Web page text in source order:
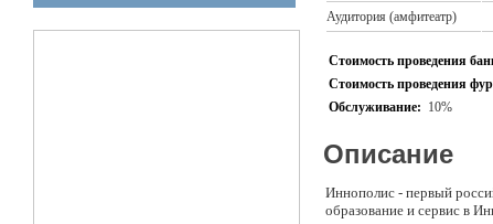
Аудитория (амфитеатр)
Стоимость проведения
Стоимость проведения
Обслуживание: 10%
Описание
Иннополис - первый
образование и сервис в